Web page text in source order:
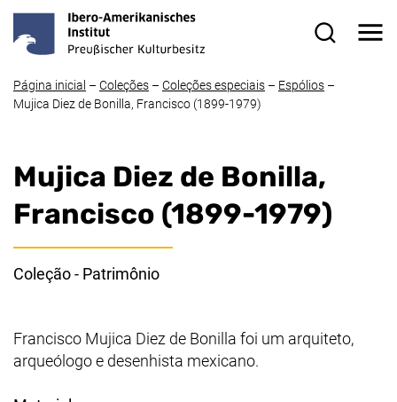
Página inicial – Coleções – Coleções especiais – Espólios –
Mujica Diez de Bonilla, Francisco (1899-1979)
Mujica Diez de Bonilla,
Francisco (1899-1979)
Coleção - Patrimônio
Francisco Mujica Diez de Bonilla foi um arquiteto,
arqueólogo e desenhista mexicano.